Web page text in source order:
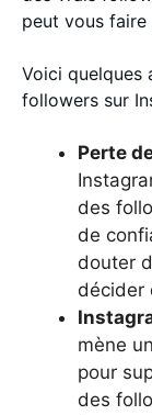
peut vous
Voici quelques
followers sur
Perte
des
de
douter
décider
mène
pour
des